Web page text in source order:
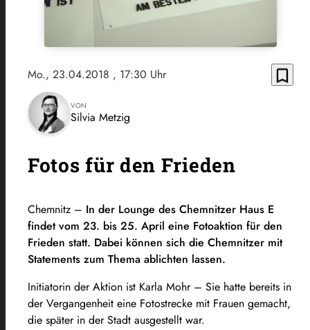
Mo., 23.04.2018 , 17:30 Uhr bookmark_border
VON
Silvia Metzig
Fotos für den Frieden
Chemnitz – In der Lounge des Chemnitzer Haus E
findet vom 23. bis 25. April eine Fotoaktion für den
Frieden statt. Dabei können sich die Chemnitzer mit
Statements zum Thema ablichten lassen.
Initiatorin der Aktion ist Karla Mohr – Sie hatte bereits in
der Vergangenheit eine Fotostrecke mit Frauen gemacht,
die später in der Stadt ausgestellt war.